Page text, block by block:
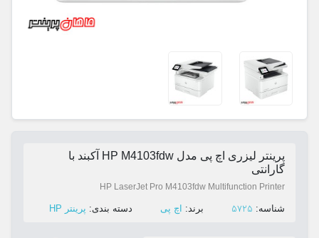
پرینتر لیزری اچ پی مدل HP M4103fdw آکبند با
گارانتی
HP LaserJet Pro M4103fdw Multifunction Printer
ﺷﻨﺎﺳﻪ: 5725 ﺑﺮﻧﺪ: اچ پی ﺩﺳﺘﻪ ﺑﻨﺪی: پرینتر HP